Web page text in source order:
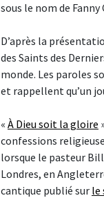
sous le nom de Fanny
D’après la
des Saints des
monde. Les paroles
et rappellent qu’un
« À Dieu soit la gloire
confessions
lorsque le pasteur
Londres, en
cantique publié sur le